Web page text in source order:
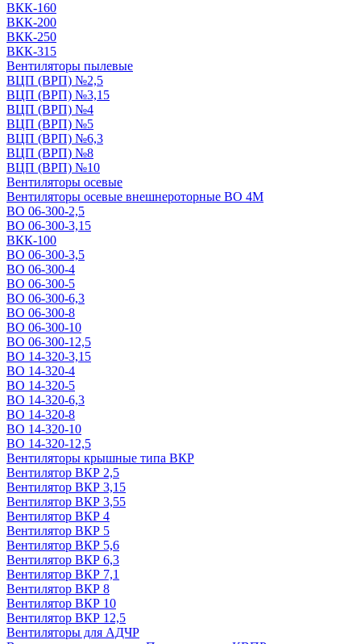
ВКК-160
ВКК-200
ВКК-250
ВКК-315
Вентиляторы пылевые
ВЦП (ВРП) №2,5
ВЦП (ВРП) №3,15
ВЦП (ВРП) №4
ВЦП (ВРП) №5
ВЦП (ВРП) №6,3
ВЦП (ВРП) №8
ВЦП (ВРП) №10
Вентиляторы осевые
Вентиляторы осевые внешнероторные ВО 4М
ВО 06-300-2,5
ВО 06-300-3,15
ВКК-100
ВО 06-300-3,5
ВО 06-300-4
ВО 06-300-5
ВО 06-300-6,3
ВО 06-300-8
ВО 06-300-10
ВО 06-300-12,5
ВО 14-320-3,15
ВО 14-320-4
ВО 14-320-5
ВО 14-320-6,3
ВО 14-320-8
ВО 14-320-10
ВО 14-320-12,5
Вентиляторы крышные типа ВКР
Вентилятор ВКР 2,5
Вентилятор ВКР 3,15
Вентилятор ВКР 3,55
Вентилятор ВКР 4
Вентилятор ВКР 5
Вентилятор ВКР 5,6
Вентилятор ВКР 6,3
Вентилятор ВКР 7,1
Вентилятор ВКР 8
Вентилятор ВКР 10
Вентилятор ВКР 12,5
Вентиляторы для АДЧР